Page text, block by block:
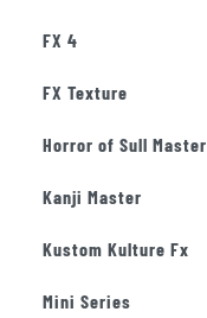
FX 4
FX Texture
Horror of Sull Master
Kanji Master
Kustom Kulture Fx
Mini Series